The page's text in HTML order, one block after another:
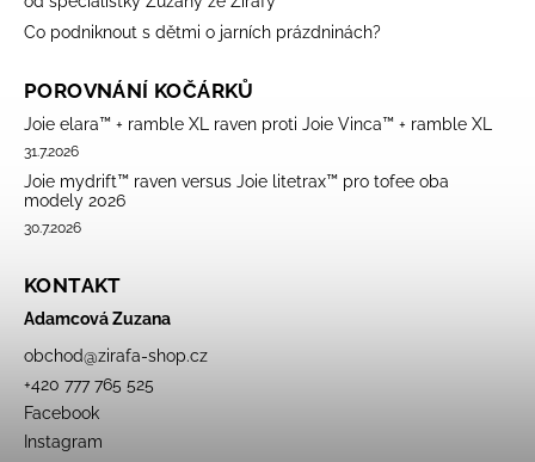
Co podniknout s dětmi o jarních prázdninách?
POROVNÁNÍ KOČÁRKŮ
Joie elara™ + ramble XL raven proti Joie Vinca™ + ramble XL
31.7.2026
Joie mydrift™ raven versus Joie litetrax™ pro tofee oba
modely 2026
30.7.2026
KONTAKT
Adamcová Zuzana
obchod@zirafa-shop.cz
+420 777 765 525
Facebook
Instagram